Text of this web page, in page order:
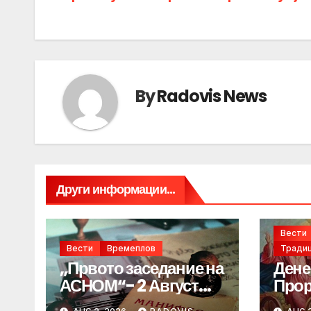
navigation
ByRadovis News
Други информации...
Вести Времеплов
„Првото заседание на
АСНОМ“- 2 Август
1944 год.
Вести